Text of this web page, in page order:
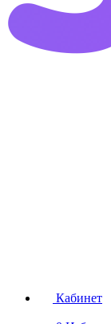
Кабинет